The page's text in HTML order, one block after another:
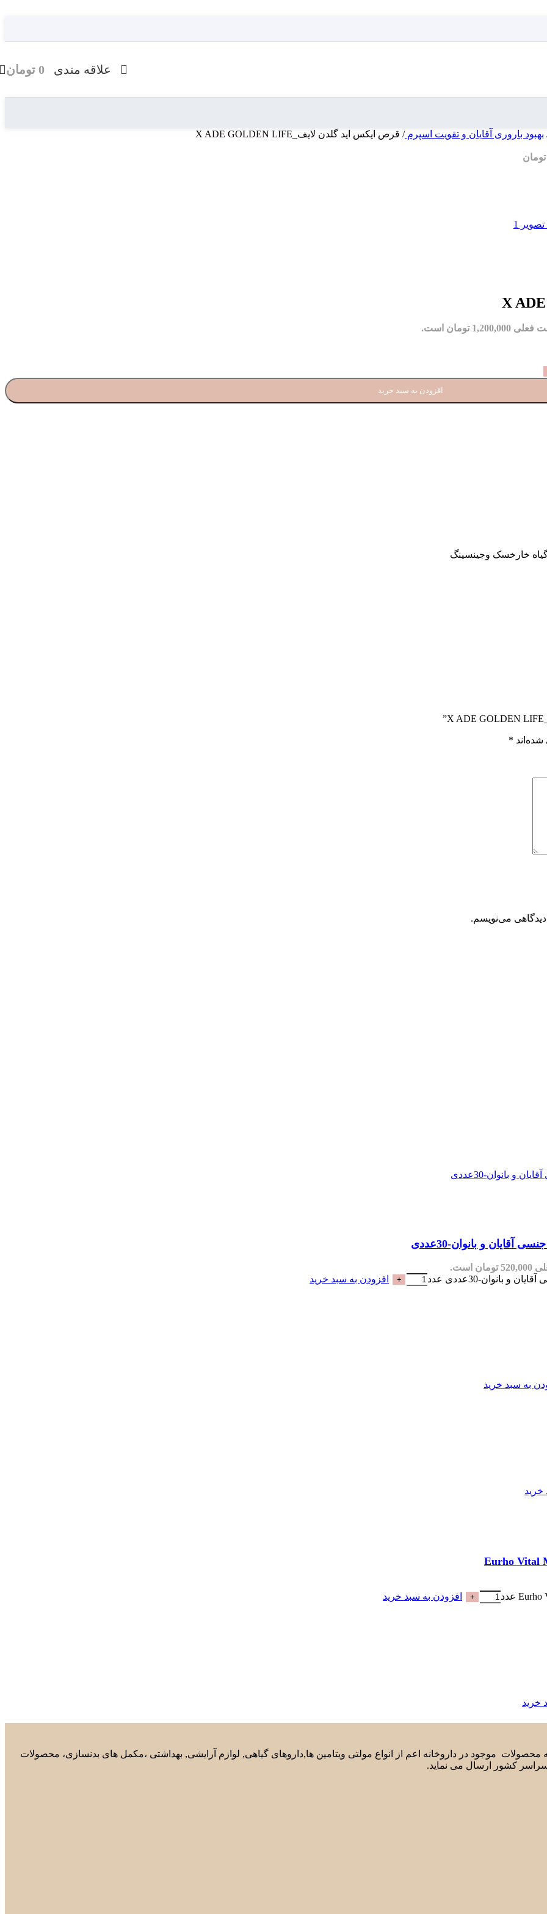
علاقه مندی 0 تومان
بهبود باروری آقایان و تقویت اسپرم/ قرص ایکس اید گلدن لایف_X ADE GOLDEN LIFE
تومان
1,200,000 تومان است.
افزودن به سبد خرید
گیاه خارخسک وجینسینگ
*
دیدگاهی می‌نویسم.
و بانوان-30عددی
است.
30عددی عدد
افزودن به سبد خرید
به سبد خرید
خرید
افزودن به سبد خرید
خرید
محصولات موجود در داروخانه اعم از انواع مولتی ویتامین ها,داروهای گیاهی, لوازم آرایشی, بهداشتی ،مکمل های بدنسازی، محصولات
کشور ارسال می نماید.